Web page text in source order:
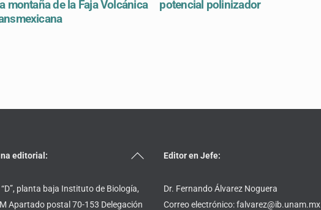
montaña de la Faja Volcánica
potencial polinizador
Back
editorial:
planta baja Instituto de Biología,
Apartado postal 70-153 Delegación
Editor en Jefe:
Dr. Fernando Álvarez Noguera
Correo electrónico: falvarez@ib.unam.mx